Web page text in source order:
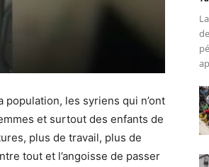
les syriens qui n’ont
et surtout des enfants de
plus de travail, plus de
tout et l’angoisse de passer